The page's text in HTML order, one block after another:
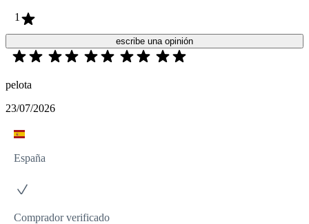
1
escribe una opinión
pelota
23/07/2026
España
Comprador verificado